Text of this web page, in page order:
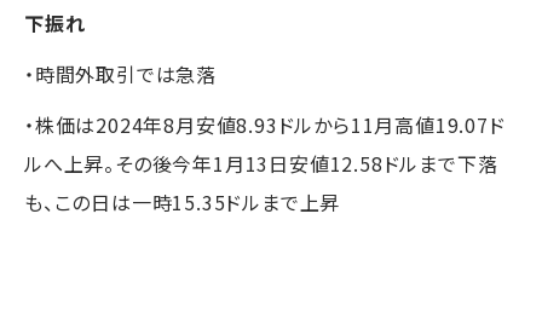
下振れ
・時間外取引では急落
・株価は2024年8月安値8.93ドルから11月高値19.07ド
ルへ上昇。その後今年1月13日安値12.58ドルまで下落
も、この日は一時15.35ドルまで上昇